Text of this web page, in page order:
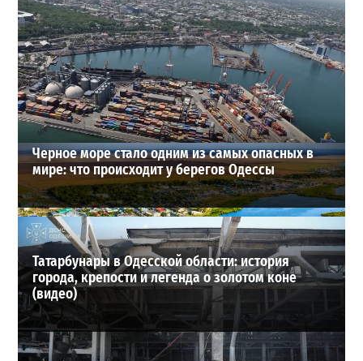
Полковник ВСУ рассказал, выдержит ли Одесса
новое наступление
27-07-2026 в 11:19
ВИБОР РЕДАКЦИИ
Черное море стало одним из самых опасных в
мире: что происходит у берегов Одессы
Татарбунары в Одесской области: история
города, крепости и легенда о золотом коне
(видео)